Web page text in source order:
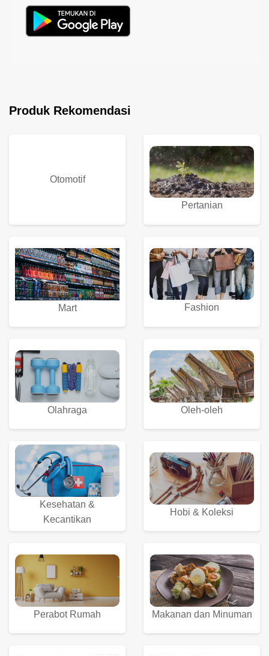
Produk Rekomendasi
Otomotif
Pertanian
Mart Fashion
Olahraga Oleh-oleh
Kesehatan &
Kecantikan
Hobi & Koleksi
Perabot Rumah Makanan dan Minuman